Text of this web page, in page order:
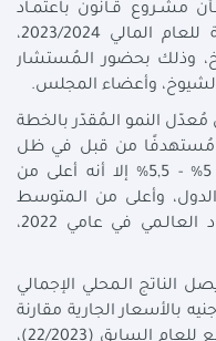
مشـروع قـانون باعتمـاد
خطـة التنميـة الاقتصادية والاجتماعية للعام المالي 2023/2024،
وذلك بحضور الـمُستشار
وأعضاء المجلس.
النمو الـمُقدّر بالخطة
مما كان مُستهدفًا من قبل في ظل
الظروف العادية والذي قدر حينها بـ 5% - 5,5% إلا أنه أعلى من
وأعلى من الـمتوسط
العام الـمُحقّق على مستوى الاقتصاد العالـمي في عامي 2022،
الناتج الـمحلي الإجمالي
نحو 11,84 تريليون جنيه بالأسعار الجارية مقارنة